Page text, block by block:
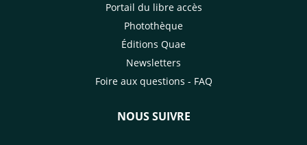
Portail du libre accès
Photothèque
Éditions Quae
Newsletters
Foire aux questions - FAQ
NOUS SUIVRE